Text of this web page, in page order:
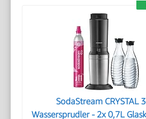
SodaStream CRYSTAL
Wassersprudler - 2x 0,7L